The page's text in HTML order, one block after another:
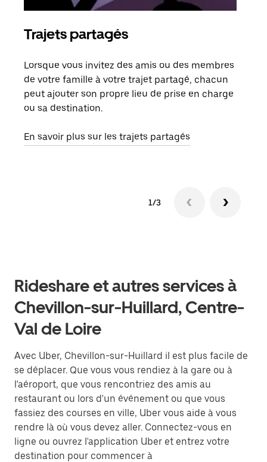
Trajets partagés
Lorsque vous invitez des amis ou des membres
de votre famille à votre trajet partagé, chacun
peut ajouter son propre lieu de prise en charge
ou sa destination.
En savoir plus sur les trajets partagés
1/3
Rideshare et autres services à
Chevillon-sur-Huillard, Centre-
Val de Loire
Avec Uber, Chevillon-sur-Huillard il est plus facile de
se déplacer. Que vous vous rendiez à la gare ou à
l'aéroport, que vous rencontriez des amis au
restaurant ou lors d'un événement ou que vous
fassiez des courses en ville, Uber vous aide à vous
rendre là où vous devez aller. Connectez-vous en
ligne ou ouvrez l'application Uber et entrez votre
destination pour commencer à